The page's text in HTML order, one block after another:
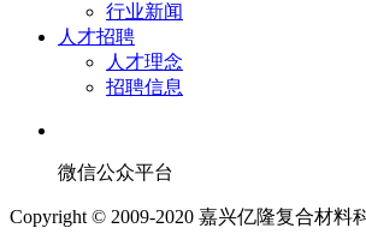
行业新闻
人才招聘
人才理念
招聘信息
微信公众平台
Copyright © 2009-2020 嘉兴亿隆复合材料